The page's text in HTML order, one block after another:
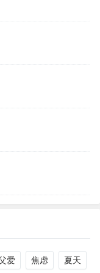
爱 焦虑 夏天